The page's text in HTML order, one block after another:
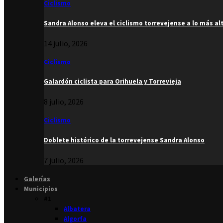
Ciclismo
Sandra Alonso eleva el ciclismo torrevejense a lo más
14 julio, 2026
Ciclismo
Galardón ciclista para Orihuela y Torrevieja
8 julio, 2026
Ciclismo
Doblete histórico de la torrevejense Sandra Alonso
7 julio, 2026
Galerías
Municipios
Albatera
Algorfa